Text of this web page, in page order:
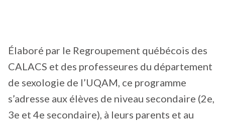
Élaboré par le Regroupement québécois des
CALACS et des professeures du département
de sexologie de l’UQAM, ce programme
s’adresse aux élèves de niveau secondaire (2e,
3e et 4e secondaire), à leurs parents et au